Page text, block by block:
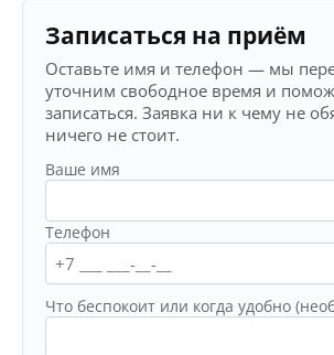
Записаться на приём
Оставьте имя и телефон — мы
уточним свободное время и
записаться. Заявка ни к чему не
ничего не стоит.
Ваше имя
Телефон
Что беспокоит или когда удобно